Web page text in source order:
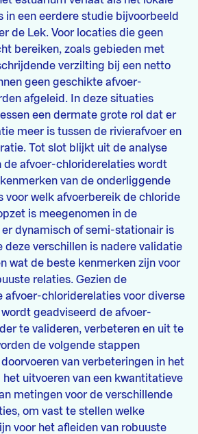
in een eerdere studie bijvoorbeeld
de Lek. Voor locaties die geen
bereiken, zoals gebieden met
verzilting bij een netto
geen geschikte afvoer-
afgeleid. In deze situaties
een dermate grote rol dat er
meer is tussen de rivierafvoer en
Tot slot blijkt uit de analyse
de afvoer-chloriderelaties wordt
van de onderliggende
voor welk afvoerbereik de chloride
is meegenomen in de
er dynamisch of semi-stationair is
deze verschillen is nadere validatie
wat de beste kenmerken zijn voor
relaties. Gezien de
afvoer-chloriderelaties voor diverse
geadviseerd de afvoer-
te valideren, verbeteren en uit te
de volgende stappen
van verbeteringen in het
uitvoeren van een kwantitatieve
metingen voor de verschillende
om vast te stellen welke
voor het afleiden van robuuste